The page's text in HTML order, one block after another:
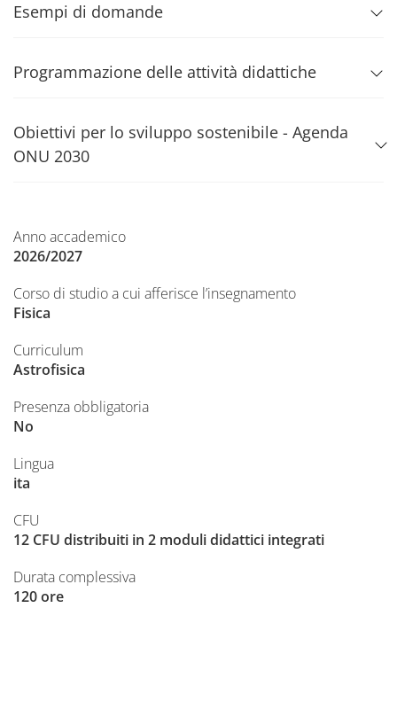
Esempi di domande
Programmazione delle attività didattiche
Obiettivi per lo sviluppo sostenibile - Agenda
ONU 2030
Anno accademico
2026/2027
Corso di studio a cui afferisce l’insegnamento
Fisica
Curriculum
Astrofisica
Presenza obbligatoria
No
Lingua
ita
CFU
12 CFU distribuiti in 2 moduli didattici integrati
Durata complessiva
120 ore